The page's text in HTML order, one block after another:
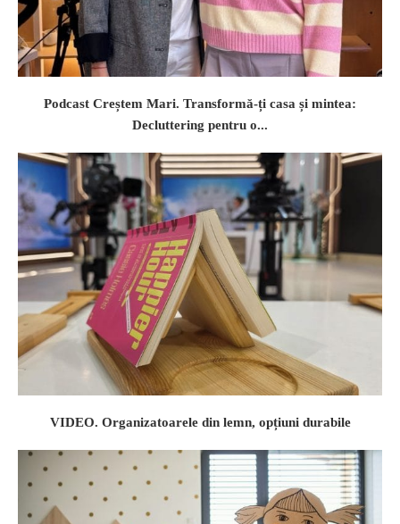
Podcast Creștem Mari. Transformă-ți casa și mintea:
Decluttering pentru o...
VIDEO. Organizatoarele din lemn, opțiuni durabile